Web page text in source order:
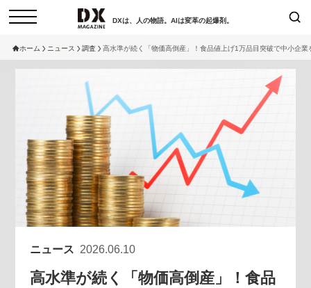
DXは、人の物語。AIは変革の起爆剤。
サービスメニュー 日本オムニチャネル協会
トップページ
特集
サイトマップ
お問い合わせ
個人情報保護法について
採用情報
検索
現在開催予定のセミナー
セミナー
【8/12開催】「イノベーションを
数値化する」～投資される事業の
学ぶ資金調達・巻き込みのリアル
2026-06-10
ホーム ニュース 調査 高水準が続く「物価高倒産」！食品値上げ1万品目突破で中小企業
ニュース 2026.06.10
高水準が続く「物価高倒産」！食品